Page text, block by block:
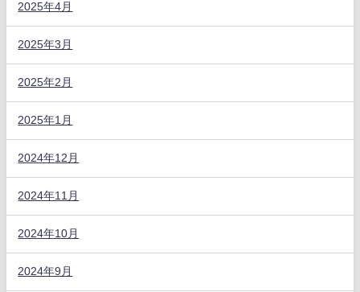
2025年4月
2025年3月
2025年2月
2025年1月
2024年12月
2024年11月
2024年10月
2024年9月